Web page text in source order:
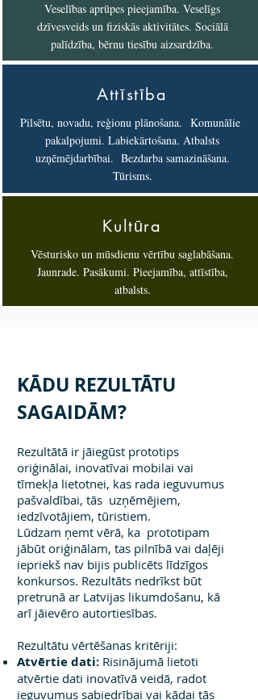
Veselības aprūpes pieejamība. Veselīgs
dzīvesveids un fiziskās aktivitātes. Sociālā
palīdzība, bērnu tiesību aizsardzība.
Attīstība
Pilsētu, novadu, reģionu plānošana. Komunālie
pakalpojumi. Labiekārtošana. Atbalsts
uzņēmējdarbībai. Bezdarba samazināšana.
Tūrisms.
Kultūra
Vēsturisko un mūsdienu vērtību saglabāšana.
Jaunrade. Pasākumi. Pieejamība, attīstība,
atbalsts.
KĀDU REZULTĀTU
SAGAIDĀM?
Rezultātā ir jāiegūst prototips
oriģinālai, inovatīvai mobilai vai
tīmekļa lietotnei, kas rada ieguvumus
pašvaldībai, tās uzņēmējiem,
iedzīvotājiem, tūristiem.
Lūdzam ņemt vērā, ka prototipam
jābūt oriģinālam, tas pilnībā vai daļēji
iepriekš nav bijis publicēts līdzīgos
konkursos. Rezultāts nedrīkst būt
pretrunā ar Latvijas likumdošanu, kā
arī jāievēro autortiesības.
Rezultātu vērtēšanas kritēriji:
Atvērtie dati: Risinājumā lietoti
atvērtie dati inovatīvā veidā, radot
ieguvumus sabiedrībai vai kādai tās